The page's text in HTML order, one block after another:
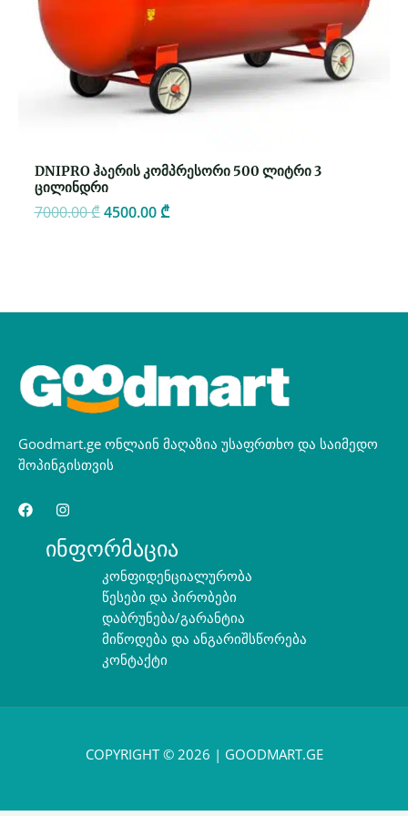
DNIPRO ჰაერის კომპრესორი 500 ლიტრი 3
ცილინდრი
7000.00₾4500.00₾
Goodmart.ge ონლაინ მაღაზია უსაფრთხო და საიმედო
შოპინგისთვის
ინფორმაცია
კონფიდენციალურობა
წესები და პირობები
დაბრუნება/გარანტია
მიწოდება და ანგარიშსწორება
კონტაქტი
COPYRIGHT © 2026 | GOODMART.GE